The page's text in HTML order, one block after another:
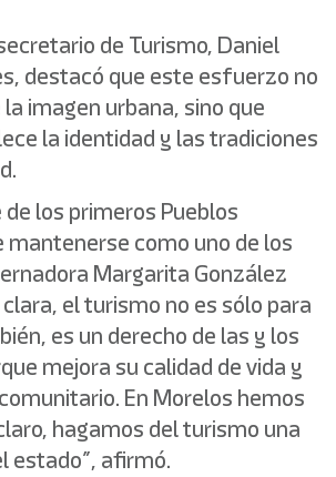
de Turismo, Daniel
destacó que este esfuerzo no
imagen urbana, sino que
la identidad y las tradiciones
los primeros Pueblos
mantenerse como uno de los
Margarita González
el turismo no es sólo para
es un derecho de las y los
mejora su calidad de vida y
En Morelos hemos
hagamos del turismo una
estado”, afirmó.